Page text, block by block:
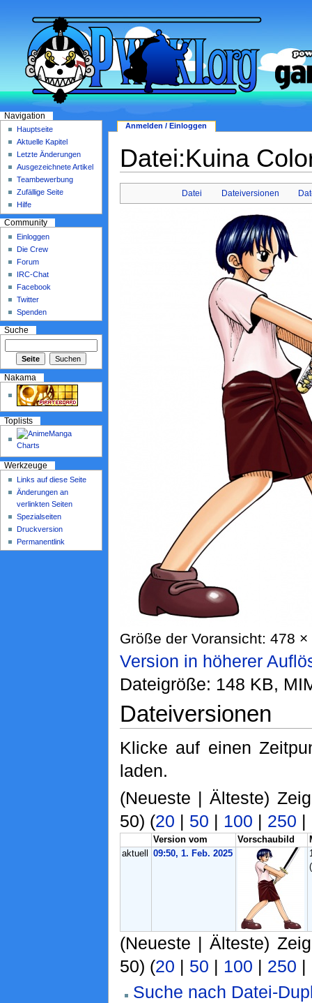
Datei:Kuina
Datei Dateiversionen
Größe der Voransicht: 478
Version in höherer
Dateigröße: 148 KB,
Dateiversionen
Klicke auf einen
laden.
(Neueste | Älteste)
50) (20 | 50 | 100 | 250 |
Version vom Vorschaubild
aktuell
09:50, 1. Feb. 2025
(Neueste | Älteste)
50) (20 | 50 | 100 | 250 |
Suche nach Datei-
Anmelden / Einloggen
Navigation
Hauptseite
Aktuelle Kapitel
Letzte Änderungen
Ausgezeichnete Artikel
Teambewerbung
Zufällige Seite
Hilfe
Community
Einloggen
Die Crew
Forum
IRC-Chat
Facebook
Twitter
Spenden
Suche
Nakama
Toplists
Werkzeuge
Links auf diese Seite
Änderungen an
verlinkten Seiten
Spezialseiten
Druckversion
Permanentlink